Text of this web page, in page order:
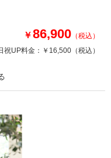
￥86,900 （税込）
祝UP料金： ￥16,500 （税込）